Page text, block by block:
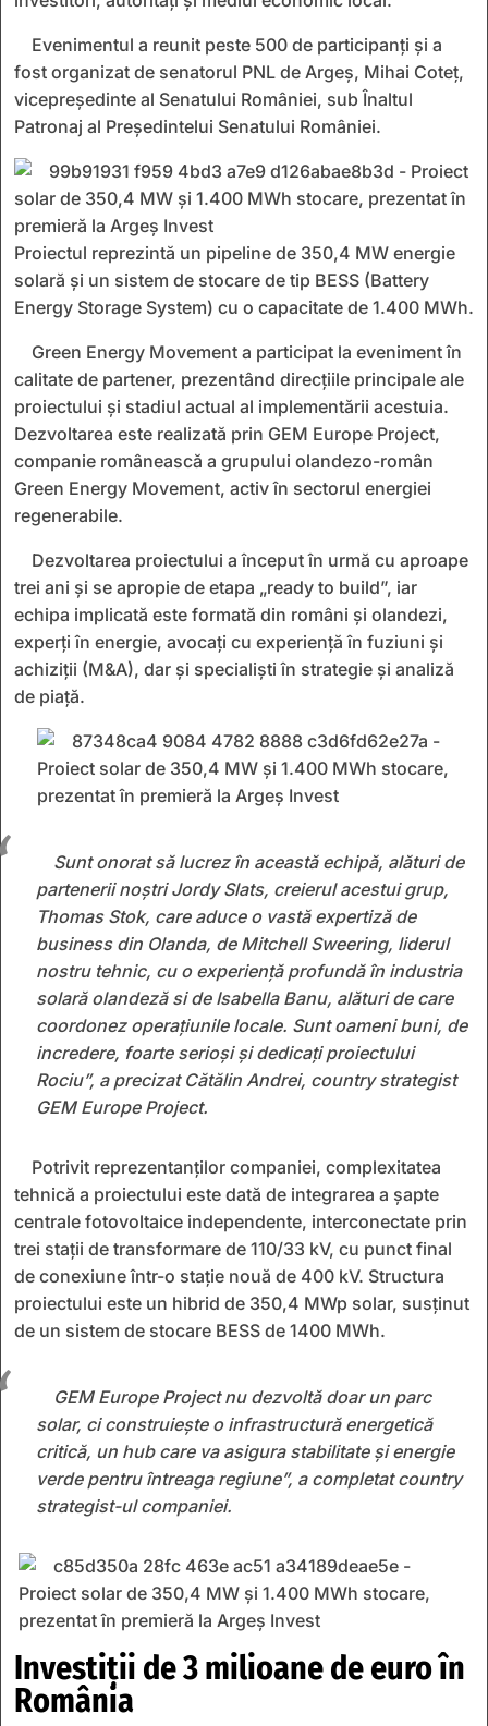
Evenimentul a reunit peste 500 de participanți și a
fost organizat de senatorul PNL de Argeș, Mihai Coteț,
vicepreședinte al Senatului României, sub Înaltul
Patronaj al Președintelui Senatului României.
Proiectul reprezintă un pipeline de 350,4 MW energie
solară și un sistem de stocare de tip BESS (Battery
Energy Storage System) cu o capacitate de 1.400 MWh.
Green Energy Movement a participat la eveniment în
calitate de partener, prezentând direcțiile principale ale
proiectului și stadiul actual al implementării acestuia.
Dezvoltarea este realizată prin GEM Europe Project,
companie românească a grupului olandezo-român
Green Energy Movement, activ în sectorul energiei
regenerabile.
Dezvoltarea proiectului a început în urmă cu aproape
trei ani și se apropie de etapa „ready to build”, iar
echipa implicată este formată din români și olandezi,
experți în energie, avocați cu experiență în fuziuni și
achiziții (M&A), dar și specialiști în strategie și analiză
de piață.
Sunt onorat să lucrez în această echipă, alături de
partenerii noștri Jordy Slats, creierul acestui grup,
Thomas Stok, care aduce o vastă expertiză de
business din Olanda, de Mitchell Sweering, liderul
nostru tehnic, cu o experiență profundă în industria
solară olandeză si de Isabella Banu, alături de care
coordonez operațiunile locale. Sunt oameni buni, de
incredere, foarte serioși și dedicați proiectului
Rociu”, a precizat Cătălin Andrei, country strategist
GEM Europe Project.
Potrivit reprezentanților companiei, complexitatea
tehnică a proiectului este dată de integrarea a șapte
centrale fotovoltaice independente, interconectate prin
trei stații de transformare de 110/33 kV, cu punct final
de conexiune într-o stație nouă de 400 kV. Structura
proiectului este un hibrid de 350,4 MWp solar, susținut
de un sistem de stocare BESS de 1400 MWh.
GEM Europe Project nu dezvoltă doar un parc
solar, ci construiește o infrastructură energetică
critică, un hub care va asigura stabilitate și energie
verde pentru întreaga regiune”, a completat country
strategist-ul companiei.
Investiții de 3 milioane de euro în
România